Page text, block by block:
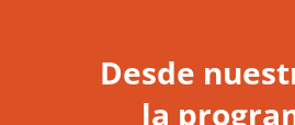
Desde
la